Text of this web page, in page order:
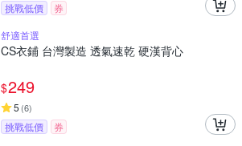
挑戰低價
券
舒適首選
CS衣鋪 台灣製造 透氣速乾 硬漢背心
$249
5 (6)
挑戰低價
券